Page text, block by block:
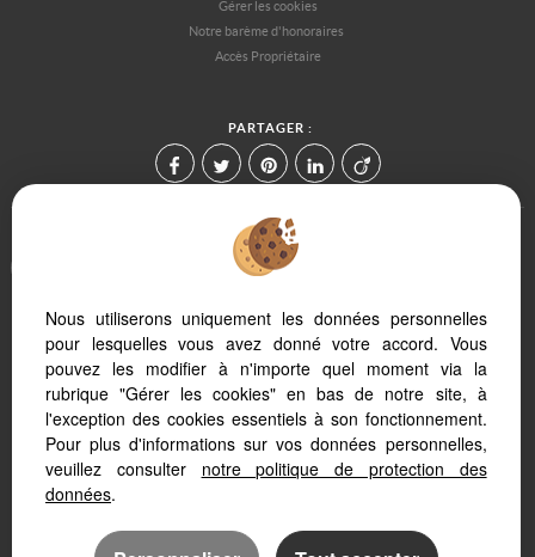
Gérer les cookies
Notre barème d'honoraires
Accès Propriétaire
PARTAGER :
Afin de vous offrir un confort de lecture permanent, depuis votre PC,
votre tablette ou votre smartphone, notre site s'adapte
Logiciel immobilier
Site internet immobilier
Référencement immobilier
Nous utiliserons uniquement les données personnelles
pour lesquelles vous avez donné votre accord. Vous
pouvez les modifier à n'importe quel moment via la
rubrique "Gérer les cookies" en bas de notre site, à
l'exception des cookies essentiels à son fonctionnement.
Pour plus d'informations sur vos données personnelles,
veuillez consulter notre politique de protection des
données.